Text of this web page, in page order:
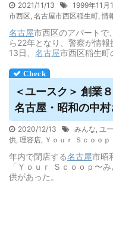
2021/11/13 1999年11月
市西区, 名古屋市西区稲生町, 情
名古屋市西区のアパートで
ら22年となり、警察が情
13日、 名古屋市西区稲生町
＜ユースク＞ 創業
名古屋 ・昭和の中
2020/12/13 みんな, ユ
供, 理容店, Ｙｏｕｒ Ｓｃｏｏｐ
年内で閉店する名古屋市昭
「Ｙｏｕｒ Ｓｃｏｏｐ〜
供があった。